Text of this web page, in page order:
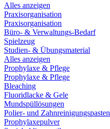
Alles anzeigen
Praxisorganisation
Praxisorganisation
Büro- & Verwaltungs-Bedarf
Spielzeug
Studien- & Übungsmaterial
Alles anzeigen
Prophylaxe & Pflege
Prophylaxe & Pflege
Bleaching
Fluoridlacke & Gele
Mundspüllösungen
Polier- und Zahnreinigungspasten
Prophylaxepulver